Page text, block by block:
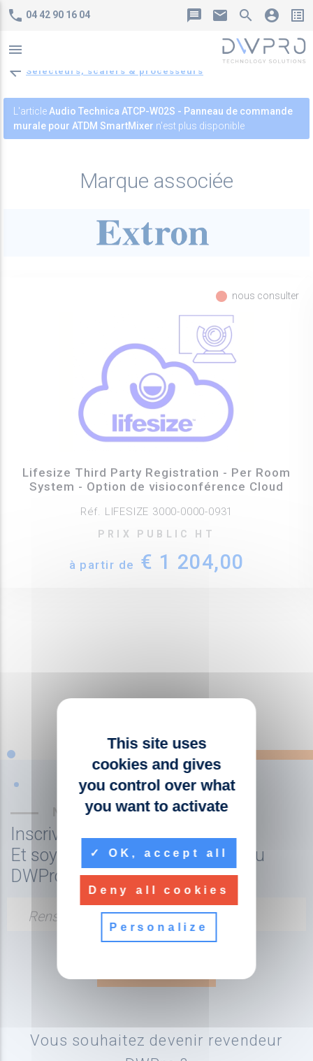
phone 04 42 90 16 04 message mail search account_circle list_alt
menu
arrow_back Sélecteurs, scalers & processeurs
L'article Audio Technica ATCP-W02S - Panneau de commande
murale pour ATDM SmartMixer n'est plus disponible
Marque associée
fiber_manual_record nous consulter
Lifesize Third Party Registration - Per Room
System - Option de visioconférence Cloud
Réf. LIFESIZE 3000-0000-0931
PRIX PUBLIC HT
à partir de € 1 204,00
NEWSLETTER
Inscrivez-vous à la newsletter
Et soyez tenu au courant de l'actu
DWPro
Renseignez votre adresse email
Vous souhaitez devenir revendeur
This site uses
cookies and gives
you control over what
you want to activate
OK, accept all
Deny all cookies
Personalize